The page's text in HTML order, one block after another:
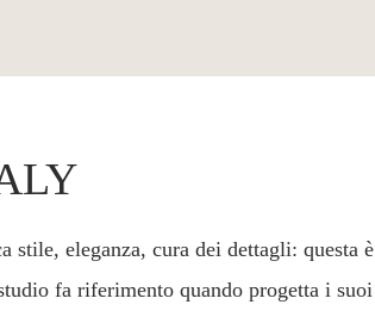
stile, eleganza, cura dei dettagli: questa è
fa riferimento quando progetta i suoi